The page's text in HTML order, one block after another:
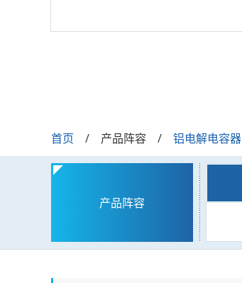
首页 产品阵容 铝电解电容器
产品阵容